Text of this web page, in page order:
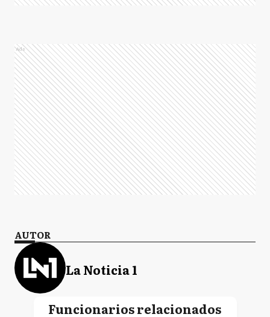
Ads
AUTOR
La Noticia 1
Funcionarios relacionados